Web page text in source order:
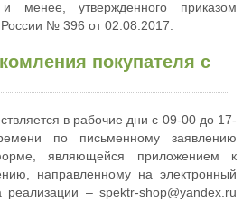
менее, утвержденного приказом
№ 396 от 02.08.2017.
покупателя с
в рабочие дни с 09-00 до 17-
по письменному заявлению
являющейся приложением к
направленному на электронный
реализации – spektr-shop@yandex.ru